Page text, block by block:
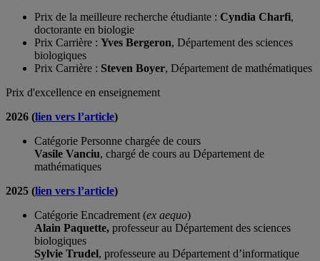
Prix de la meilleure recherche étudiante : Cyndia Charfi,
doctorante en biologie
Prix Carrière : Yves Bergeron, Département des sciences
biologiques
Prix Carrière : Steven Boyer, Département de mathématiques
Prix d'excellence en enseignement
2026 (lien vers l’article)
Catégorie Personne chargée de cours
Vasile Vanciu, chargé de cours au Département de
mathématiques
2025 (lien vers l’article)
Catégorie Encadrement (ex aequo)
Alain Paquette, professeur au Département des sciences
biologiques
Sylvie Trudel, professeure au Département d’informatique